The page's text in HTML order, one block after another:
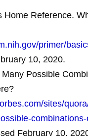
รทำงานของเนื้อเยื่อห
ะยาว และอาจช่วยให้ผู้
รคของตนเองได้โดยไ
งต่อเนื่อง
Home Reference.
primer/
10, 2020.
Possible
sites/
February 10,